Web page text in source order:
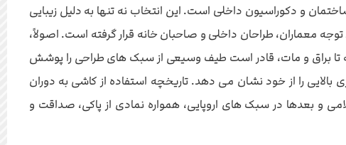
و دکوراسیون داخلی است. این انتخاب نه تنها به دلیل زیبایی
معماران، طراحان داخلی و صاحبان خانه قرار گرفته است. اصولاً،
تا براق و مات، قادر است طیف وسیعی از سبک های طراحی را پوشش
را از خود نشان می دهد. تاریخچه استفاده از کاشی به دوران
و بعدها در سبک های اروپایی، همواره نمادی از پاکی، صداقت و